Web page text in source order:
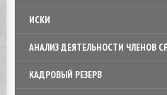
ИСКИ
АНАЛИЗ ДЕЯТЕЛЬНОСТИ ЧЛЕНОВ
КАДРОВЫЙ РЕЗЕРВ